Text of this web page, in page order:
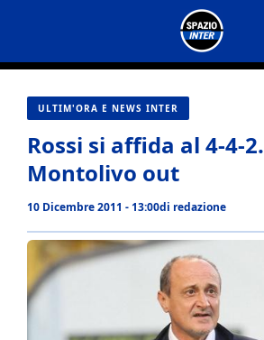
contenuto
ULTIM'ORA E NEWS INTER
Rossi si affida al 4-4-2.
Montolivo out
10 Dicembre 2011 - 13:00di redazione